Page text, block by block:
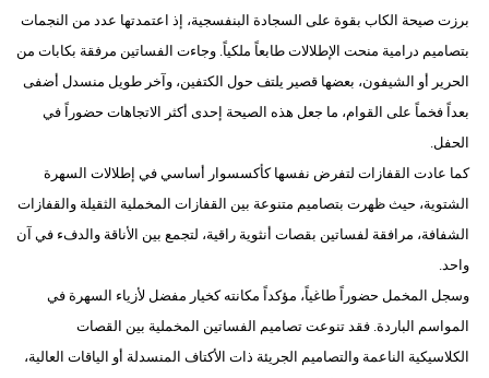
مدوَّنات
أبراج
برزت صيحة الكاب بقوة على السجادة البنفسجية، إذ اعتمدتها عدد من النجمات
بتصاميم درامية منحت الإطلالات طابعاً ملكياً. وجاءت الفساتين مرفقة بكابات من
الحرير أو الشيفون، بعضها قصير يلتف حول الكتفين، وآخر طويل منسدل أضفى
بعداً فخماً على القوام، ما جعل هذه الصيحة إحدى أكثر الاتجاهات حضوراً في
الحفل.
كما عادت القفازات لتفرض نفسها كأكسسوار أساسي في إطلالات السهرة
الشتوية، حيث ظهرت بتصاميم متنوعة بين القفازات المخملية الثقيلة والقفازات
الشفافة، مرافقة لفساتين بقصات أنثوية راقية، لتجمع بين الأناقة والدفء في آن
واحد.
وسجل المخمل حضوراً طاغياً، مؤكداً مكانته كخيار مفضل لأزياء السهرة في
المواسم الباردة. فقد تنوعت تصاميم الفساتين المخملية بين القصات
الكلاسيكية الناعمة والتصاميم الجريئة ذات الأكتاف المنسدلة أو الياقات العالية،